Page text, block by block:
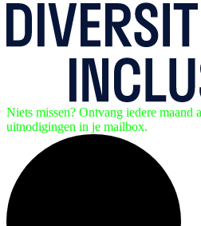
Niets missen? Ontvang iedere maand
uitnodigingen in je mailbox.